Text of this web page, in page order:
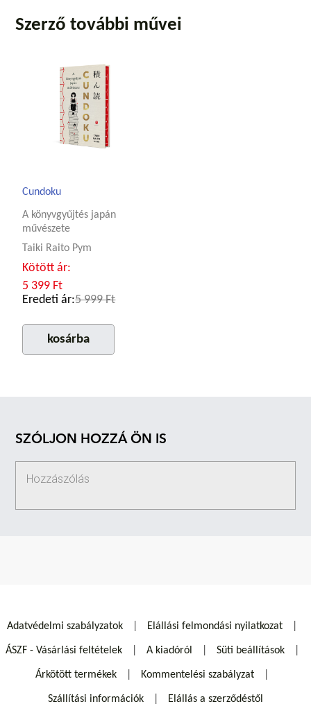
Szerző további művei
Cundoku
A könyvgyűjtés japán
művészete
Taiki Raito Pym
Kötött ár:
5 399 Ft
Eredeti ár:5 999 Ft
kosárba
SZÓLJON HOZZÁ ÖN IS
Adatvédelmi szabályzatok Elállási felmondási nyilatkozat
ÁSZF - Vásárlási feltételek A kiadóról Süti beállítások
Árkötött termékek Kommentelési szabályzat
Szállítási információk Elállás a szerződéstől